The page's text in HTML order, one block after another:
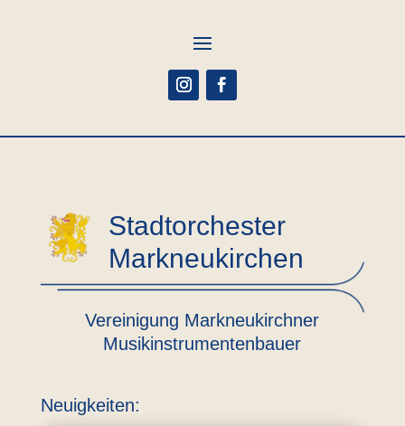
Stadtorchester
Markneukirchen
Vereinigung Markneukirchner
Musikinstrumentenbauer
Neuigkeiten: